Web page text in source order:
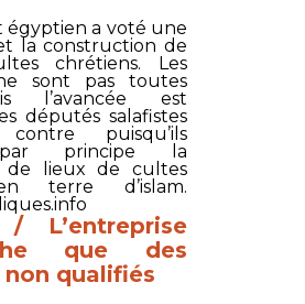
égyptien a voté une
la construction de
chrétiens. Les
sont pas toutes
l’avancée est
députés salafistes
puisqu’ils
principe la
de lieux de cultes
terre d’islam.
/ L’entreprise
que des
qualifiés